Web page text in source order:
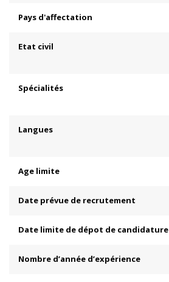
Pays d'affectation
Etat civil
Spécialités
Langues
Age limite
Date prévue de recrutement
Date limite de dépot de candidature
Nombre d’année d’expérience